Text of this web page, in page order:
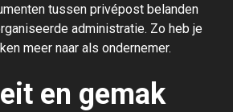
tussen privépost belanden
administratie. Zo heb je
meer naar als ondernemer.
en gemak